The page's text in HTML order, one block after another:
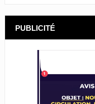
PUBLICITÉ